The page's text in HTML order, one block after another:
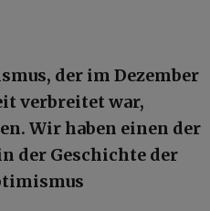
der im Dezember
verbreitet war,
Wir haben einen der
der Geschichte der